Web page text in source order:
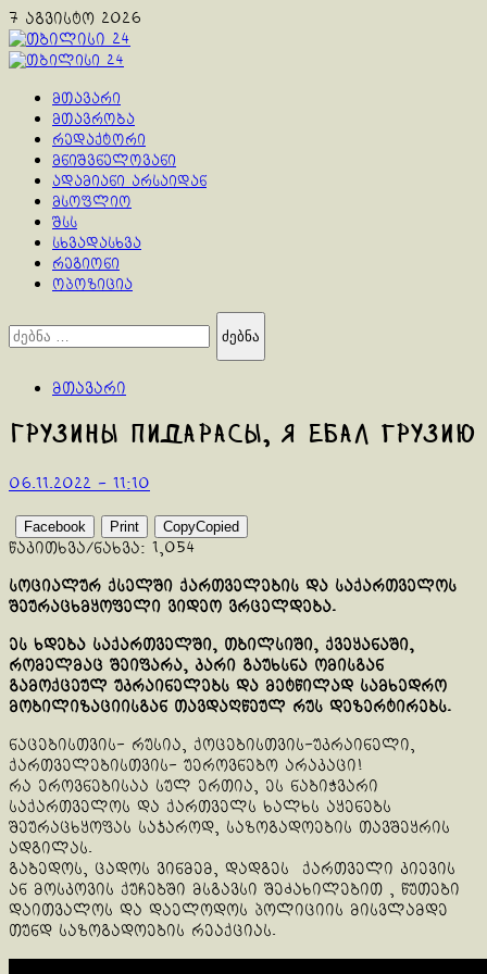
Skip
to
content
7 აგვისტო 2026
Primary
მთავარი
მთავრობა
რედაქტორი
მნიშვნელოვანი
ადამიანი არსაიდან
მსოფლიო
შსს
სხვადასხვა
რეგიონი
ოპოზიცია
ძებნა:
მთავარი
Грузины пидарасы, я ебал грузию
06.11.2022 - 11:10
Facebook Print CopyCopied
წაკითხვა/ნახვა: 1,054
სოციალურ ქსელში ქართველების და საქართველოს
შეურაცხმყოფელი ვიდეო ვრცელდება.
ეს ხდება საქართველში, თბილსიში, ქვეყანაში,
რომელმაც შეიფარა, კარი გაუხსნა ომისგან
გამოქცეულ უკრაინელებს და მეტწილად სამხედრო
მობილიზაციისგან თავდაღწეულ რუს დეზერტირებს.
ნაცებისთვის- რუსია, ქოცებისთვის-უკრაინელი,
ქართველებისთვის- უეროვნებო არაკაცი!
რა ეროვნებისაა სულ ერთია, ეს ნაბიჭვარი
საქართველოს და ქართველს ხალხს აყენებს
შეურაცხყოფას საჯაროდ, საზოგადოების თავშეყრის
ადგილას.
გაბედოს, ცადოს ვინმემ, დადგეს ქართველი კიევის
ან მოსკოვის ქუჩებში მსგავსი შეძახილებით , წუთები
დაითვალოს და დაელოდოს პოლიციის მისვლამდე
თუნდ საზოგადოების რეაქციას.